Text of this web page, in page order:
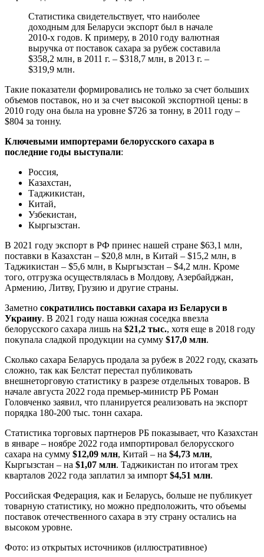
Статистика свидетельствует, что наиболее
доходным для Беларуси экспорт был в начале
2010-х годов. К примеру, в 2010 году валютная
выручка от поставок сахара за рубеж составила
$358,2 млн, в 2011 г. – $318,7 млн, в 2013 г. –
$319,9 млн.
Такие показатели формировались не только за счет больших
объемов поставок, но и за счет высокой экспортной цены: в
2010 году она была на уровне $726 за тонну, в 2011 году –
$804 за тонну.
Ключевыми импортерами белорусского сахара в
последние годы выступали:
Россия,
Казахстан,
Таджикистан,
Китай,
Узбекистан,
Кыргызстан.
В 2021 году экспорт в РФ принес нашей стране $63,1 млн,
поставки в Казахстан – $20,8 млн, в Китай – $15,2 млн, в
Таджикистан – $5,6 млн, в Кыргызстан – $4,2 млн. Кроме
того, отгрузка осуществлялась в Молдову, Азербайджан,
Армению, Литву, Грузию и другие страны.
Заметно сократились поставки сахара из Беларуси в
Украину. В 2021 году наша южная соседка ввезла
белорусского сахара лишь на $21,2 тыс., хотя еще в 2018 году
покупала сладкой продукции на сумму $17,0 млн.
Сколько сахара Беларусь продала за рубеж в 2022 году, сказать
сложно, так как Белстат перестал публиковать
внешнеторговую статистику в разрезе отдельных товаров. В
начале августа 2022 года премьер-министр РБ Роман
Головченко заявил, что планируется реализовать на экспорт
порядка 180-200 тыс. тонн сахара.
Статистика торговых партнеров РБ показывает, что Казахстан
в январе – ноябре 2022 года импортировал белорусского
сахара на сумму $12,09 млн, Китай – на $4,73 млн,
Кыргызстан – на $1,07 млн. Таджикистан по итогам трех
кварталов 2022 года заплатил за импорт $4,51 млн.
Российская Федерация, как и Беларусь, больше не публикует
товарную статистику, но можно предположить, что объемы
поставок отечественного сахара в эту страну остались на
высоком уровне.
Фото: из открытых источников (иллюстративное)